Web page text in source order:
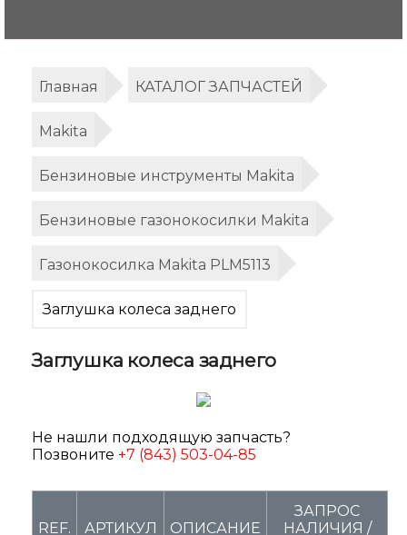
Главная КАТАЛОГ ЗАПЧАСТЕЙ
Makita
Бензиновые инструменты Makita
Бензиновые газонокосилки Makita
Газонокосилка Makita PLM5113
Заглушка колеса заднего
Заглушка колеса заднего
Не нашли подходящую запчасть?
Позвоните +7 (843) 503-04-85
REF. АРТИКУЛ ОПИСАНИЕ
ЗАПРОС
НАЛИЧИЯ /